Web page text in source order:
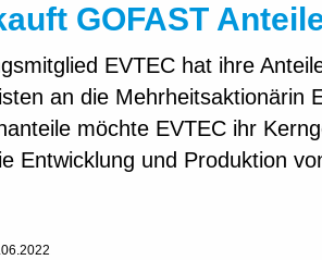
GOFAST
EVTEC hat ihre
an die Mehrheitsaktionärin
möchte EVTEC ihr
Entwicklung und Produktion